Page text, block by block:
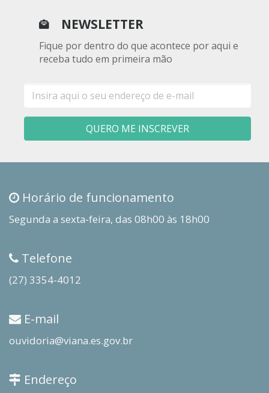
NEWSLETTER
Fique por dentro do que acontece por aqui e
receba tudo em primeira mão
mail
QUERO ME INSCREVER
Horário de funcionamento
Segunda a sexta-feira, das 08h00 às 18h00
Telefone
(27) 3354-4012
E-mail
ouvidoria@viana.es.gov.br
Endereço